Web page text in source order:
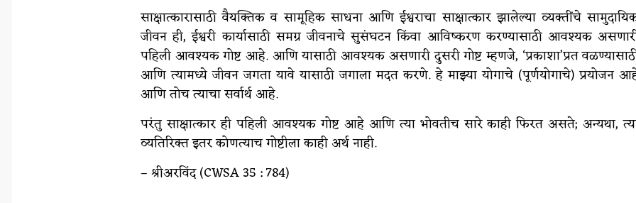
साक्षात्कारासाठी वैयक्तिक व सामूहिक साधना आणि ईश्वराचा साक्षात्कार झालेल्या व्यक्तींचे
जीवन ही, ईश्वरी कार्यासाठी समग्र जीवनाचे सुसंघटन किंवा आविष्करण करण्यासाठी आवश्यक
पहिली आवश्यक गोष्ट आहे. आणि यासाठी आवश्यक असणारी दुसरी गोष्ट म्हणजे, ‘प्रकाशा’प्रत
आणि त्यामध्ये जीवन जगता यावे यासाठी जगाला मदत करणे. हे माझ्या योगाचे (पूर्णयोगाचे) प्रयोजन
आणि तोच त्याचा सर्वार्थ आहे.
परंतु साक्षात्कार ही पहिली आवश्यक गोष्ट आहे आणि त्या भोवतीच सारे काही फिरत असते; अन्यथा,
व्यतिरिक्त इतर कोणत्याच गोष्टीला काही अर्थ नाही.
– श्रीअरविंद (CWSA 35 : 784)